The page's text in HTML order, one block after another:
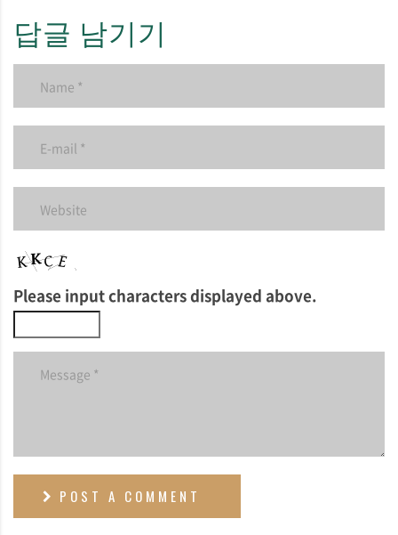
답글 남기기
Please input characters displayed above.
POST A COMMENT